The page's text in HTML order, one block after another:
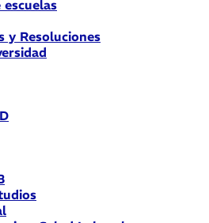
escuelas
y Resoluciones